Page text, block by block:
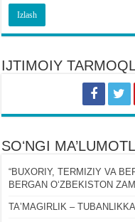
IJTIMOIY
SOʻNGI
“BUXORIY, TERMIZIY VA
BERGAN OʻZBEKISTON
TAʼMAGIRLIK –